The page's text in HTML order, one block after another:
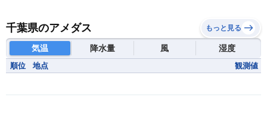
千葉県のアメダス もっと見る
気温 降水量 風 湿度
順位 地点 観測値